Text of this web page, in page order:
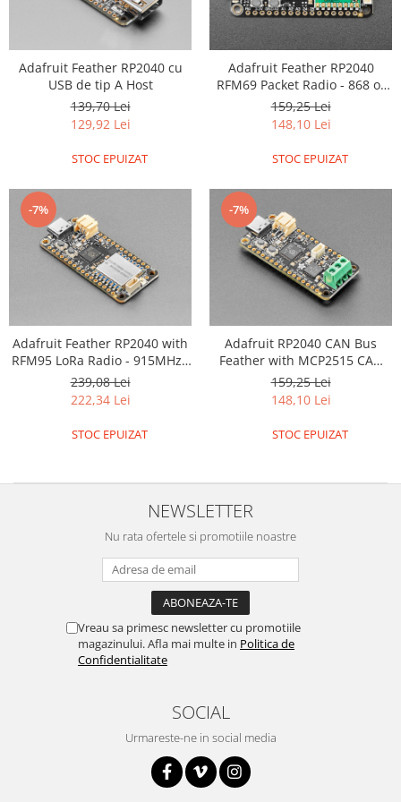
Motoare
Micro Metal
Motor 25D
Motor 37D
Stepper
Sub-Micro
Tamiya
Roti si Senile
Sasiu
Servomotoare
Suruburi, Piulite, Conectare
Platforme de dezvoltare
.NET
Adafruit Feather RP2040 cu
USB de tip A Host
139,70 Lei
129,92 Lei
STOC EPUIZAT
Adafruit Feather RP2040
RFM69 Packet Radio - 868 or
915MHz - RadioFruit and
STEMMA QT
159,25 Lei
148,10 Lei
STOC EPUIZAT
-7%
Adafruit Feather RP2040 with
RFM95 LoRa Radio - 915MHz -
RadioFruit and STEMMA QT
239,08 Lei
222,34 Lei
STOC EPUIZAT
-7%
Adafruit RP2040 CAN Bus
Feather with MCP2515 CAN
Controller - STEMMA QT
159,25 Lei
148,10 Lei
STOC EPUIZAT
NEWSLETTER
Nu rata ofertele si promotiile noastre
Vreau sa primesc newsletter cu promotiile
magazinului. Afla mai multe in Politica de
Confidentialitate
SOCIAL
Urmareste-ne in social media